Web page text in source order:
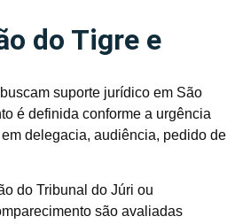
do Tigre e
suporte jurídico em São
é definida conforme a urgência
delegacia, audiência, pedido de
do Tribunal do Júri ou
são avaliadas